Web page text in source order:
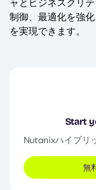
ャとビジネスクリ
制御、最適化を強
を実現できます。
Start
Nutanixハイブリ
無